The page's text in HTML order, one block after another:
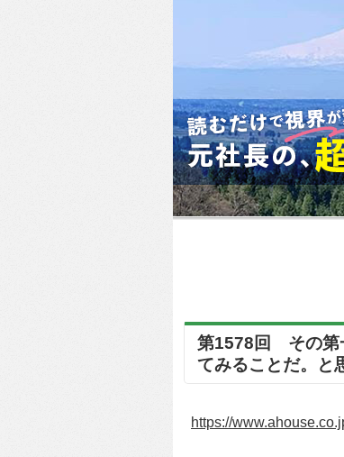
第1578回 その第
てみることだ。
https://